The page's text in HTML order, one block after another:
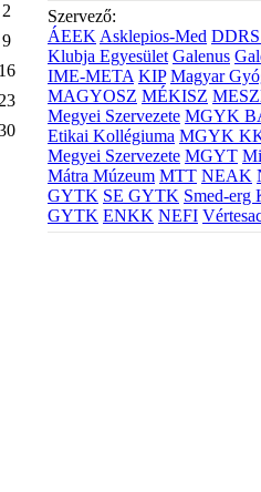
2
9
16
23
Szervező:
ÁEEK Asklepios-Med
Klubja Egyesület Galenus
IME-META KIP Magyar
MAGYOSZ MÉKISZ
Megyei Szervezete MGYK
Etikai Kollégiuma MGYK
Megyei Szervezete MGYT
Mátra Múzeum MTT NEAK
GYTK SE GYTK Smed-erg
GYTK ENKK NEFI